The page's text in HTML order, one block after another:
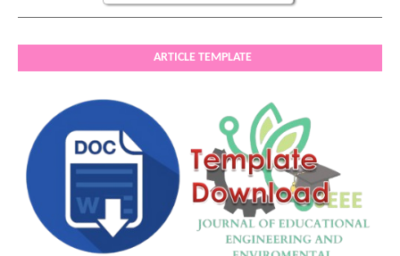
ARTICLE TEMPLATE